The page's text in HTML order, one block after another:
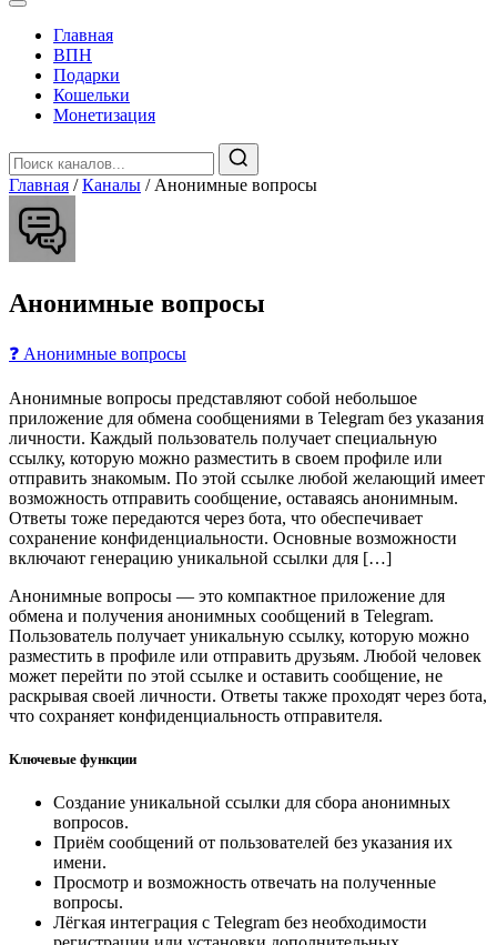
Главная
️ВПН
Подарки
Кошельки
Монетизация
Главная / Каналы / Анонимные вопросы
Анонимные вопросы
❓ Анонимные вопросы
Анонимные вопросы представляют собой небольшое
приложение для обмена сообщениями в Telegram без указания
личности. Каждый пользователь получает специальную
ссылку, которую можно разместить в своем профиле или
отправить знакомым. По этой ссылке любой желающий имеет
возможность отправить сообщение, оставаясь анонимным.
Ответы тоже передаются через бота, что обеспечивает
сохранение конфиденциальности. Основные возможности
включают генерацию уникальной ссылки для […]
Анонимные вопросы — это компактное приложение для
обмена и получения анонимных сообщений в Telegram.
Пользователь получает уникальную ссылку, которую можно
разместить в профиле или отправить друзьям. Любой человек
может перейти по этой ссылке и оставить сообщение, не
раскрывая своей личности. Ответы также проходят через бота,
что сохраняет конфиденциальность отправителя.
Ключевые функции
Создание уникальной ссылки для сбора анонимных
вопросов.
Приём сообщений от пользователей без указания их
имени.
Просмотр и возможность отвечать на полученные
вопросы.
Лёгкая интеграция с Telegram без необходимости